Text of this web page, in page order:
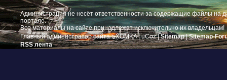
Администрация не несёт ответственности за содержащие файлы на
портале.
Все материалы на сайте принадлежат исключительно их владельцам!
Главный администратор сайта ๖ۣۜXOMKA |uCoz|Sitemap|Sitemap-
RSS лента